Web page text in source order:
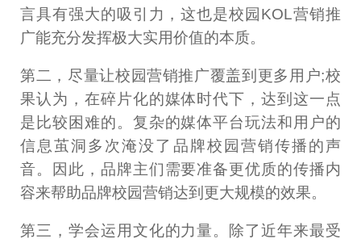
言具有强大的吸引力，这也是校园KOL营销推
广能充分发挥极大实用价值的本质。
第二，尽量让校园营销推广覆盖到更多用户;校
果认为，在碎片化的媒体时代下，达到这一点
是比较困难的。复杂的媒体平台玩法和用户的
信息茧洞多次淹没了品牌校园营销传播的声
音。因此，品牌主们需要准备更优质的传播内
容来帮助品牌校园营销达到更大规模的效果。
第三，学会运用文化的力量。除了近年来最受